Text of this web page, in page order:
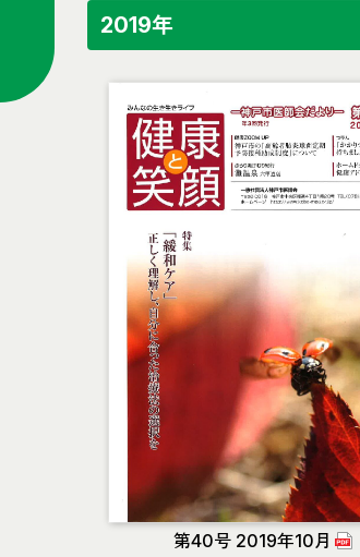
活
医
日
兵
2019年
第40号 2019年10月